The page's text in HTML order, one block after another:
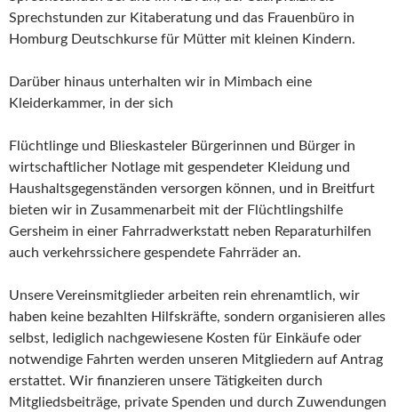
Sprechstunden zur Kitaberatung und das Frauenbüro in
Homburg Deutschkurse für Mütter mit kleinen Kindern.
Darüber hinaus unterhalten wir in Mimbach eine
Kleiderkammer, in der sich
Flüchtlinge und Blieskasteler Bürgerinnen und Bürger in
wirtschaftlicher Notlage mit gespendeter Kleidung und
Haushaltsgegenständen versorgen können, und in Breitfurt
bieten wir in Zusammenarbeit mit der Flüchtlingshilfe
Gersheim in einer Fahrradwerkstatt neben Reparaturhilfen
auch verkehrssichere gespendete Fahrräder an.
Unsere Vereinsmitglieder arbeiten rein ehrenamtlich, wir
haben keine bezahlten Hilfskräfte, sondern organisieren alles
selbst, lediglich nachgewiesene Kosten für Einkäufe oder
notwendige Fahrten werden unseren Mitgliedern auf Antrag
erstattet. Wir finanzieren unsere Tätigkeiten durch
Mitgliedsbeiträge, private Spenden und durch Zuwendungen